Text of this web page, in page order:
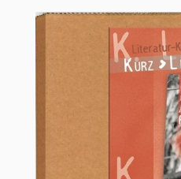
Bildergalerie überspringen